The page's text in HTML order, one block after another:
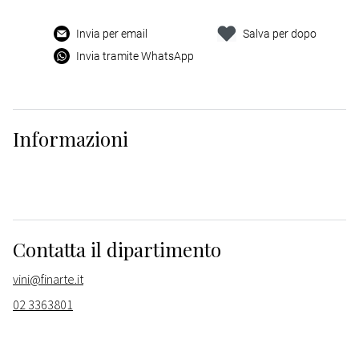
Invia per email
Invia tramite WhatsApp
Salva per dopo
Informazioni
Contatta il dipartimento
vini@finarte.it
02 3363801